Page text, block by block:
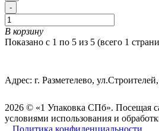
-
В корзину
Показано с 1 по 5 из 5 (всего 1
Адрес: г. Разметелево,
2026 © «1 Упаковка СПб». Посещая
условиями использования и
Политика конфиденциальности